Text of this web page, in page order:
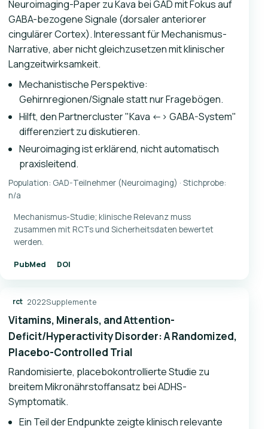
Neuroimaging-Paper zu Kava bei GAD mit Fokus auf
GABA-bezogene Signale (dorsaler anteriorer
cingulärer Cortex). Interessant für Mechanismus-
Narrative, aber nicht gleichzusetzen mit klinischer
Langzeitwirksamkeit.
Mechanistische Perspektive:
Gehirnregionen/Signale statt nur Fragebögen.
Hilft, den Partnercluster "Kava <-> GABA-System"
differenziert zu diskutieren.
Neuroimaging ist erklärend, nicht automatisch
praxisleitend.
Population: GAD-Teilnehmer (Neuroimaging) · Stichprobe:
n/a
Mechanismus-Studie; klinische Relevanz muss
zusammen mit RCTs und Sicherheitsdaten bewertet
werden.
PubMed DOI
rct 2022Supplemente
Vitamins, Minerals, and Attention-
Deficit/Hyperactivity Disorder: A Randomized,
Placebo-Controlled Trial
Randomisierte, placebokontrollierte Studie zu
breitem Mikronährstoffansatz bei ADHS-
Symptomatik.
Ein Teil der Endpunkte zeigte klinisch relevante